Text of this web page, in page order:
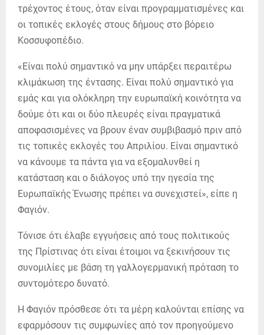
τρέχοντος έτους, όταν είναι προγραμματισμένες και
οι τοπικές εκλογές στους δήμους στο βόρειο
Κοσσυφοπέδιο.
«Είναι πολύ σημαντικό να μην υπάρξει περαιτέρω
κλιμάκωση της έντασης. Είναι πολύ σημαντικό για
εμάς και για ολόκληρη την ευρωπαϊκή κοινότητα να
δούμε ότι και οι δύο πλευρές είναι πραγματικά
αποφασισμένες να βρουν έναν συμβιβασμό πριν από
τις τοπικές εκλογές του Απριλίου. Είναι σημαντικό
να κάνουμε τα πάντα για να εξομαλυνθεί η
κατάσταση και ο διάλογος υπό την ηγεσία της
Ευρωπαϊκής Ένωσης πρέπει να συνεχιστεί», είπε η
Φαγιόν.
Τόνισε ότι έλαβε εγγυήσεις από τους πολιτικούς
της Πρίστινας ότι είναι έτοιμοι να ξεκινήσουν τις
συνομιλίες με βάση τη γαλλογερμανική πρόταση το
συντομότερο δυνατό.
Η Φαγιόν πρόσθεσε ότι τα μέρη καλούνται επίσης να
εφαρμόσουν τις συμφωνίες από τον προηγούμενο